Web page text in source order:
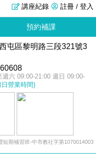
註冊 / 登入
講座紀錄
預約補課
屯區黎明路三段321號3
週六 09:00-21:00 週日 09:00-
日營業時間)
期補習班-中市教社字第1070014003